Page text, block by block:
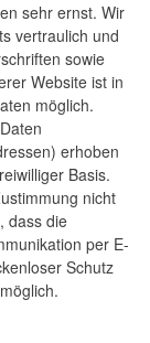
sehr ernst. Wir
vertraulich und
sowie
Website ist in
möglich.
erhoben
Basis.
nicht
dass die
per E-
Schutz